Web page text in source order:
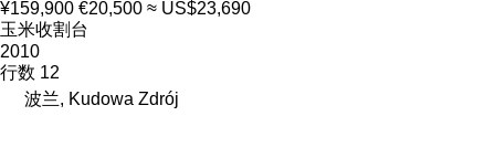
¥159,900 €20,500 ≈ US$23,690
玉米收割台
2010
行数 12
波兰, Kudowa Zdrój